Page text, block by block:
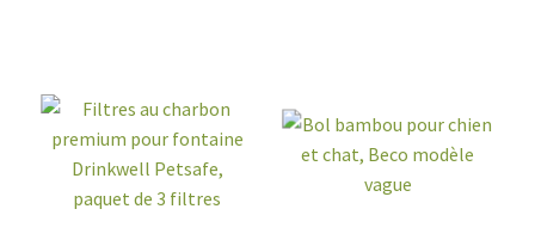
Lap-
It-
20oz
bambou
rose,